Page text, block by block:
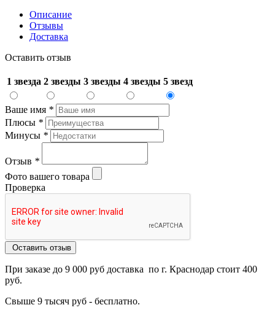
Описание
Отзывы
Доставка
Оставить отзыв
1 звезда 2 звезды 3 звезды 4 звезды 5 звезд
Ваше имя *
Плюсы *
Минусы *
Отзыв *
Фото вашего товара
Проверка
Оставить отзыв
При заказе до 9 000 руб доставка по г. Краснодар стоит 400
руб.
Свыше 9 тысяч руб - бесплатно.